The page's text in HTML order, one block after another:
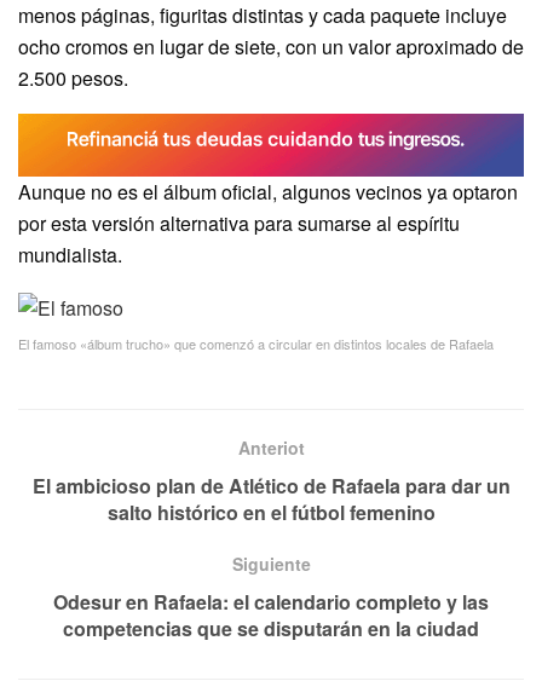
menos páginas, figuritas distintas y cada paquete incluye
ocho cromos en lugar de siete, con un valor aproximado de
2.500 pesos.
Aunque no es el álbum oficial, algunos vecinos ya optaron
por esta versión alternativa para sumarse al espíritu
mundialista.
El famoso «álbum trucho» que comenzó a circular en distintos locales de Rafaela
Anteriot
El ambicioso plan de Atlético de Rafaela para dar un
salto histórico en el fútbol femenino
Siguiente
Odesur en Rafaela: el calendario completo y las
competencias que se disputarán en la ciudad